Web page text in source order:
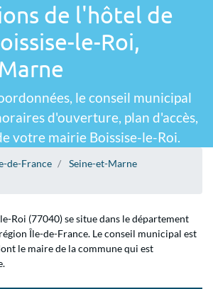
de l'hôtel de
le-Roi,
le conseil municipal
d'ouverture, plan d'accès,
votre mairie Boissise-le-Roi.
de-France
Seine-et-Marne
Roi (77040) se situe dans le département
Île-de-France. Le conseil municipal est
le maire de la commune qui est